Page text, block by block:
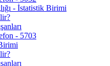
- İstatistik Birimi
- 5703